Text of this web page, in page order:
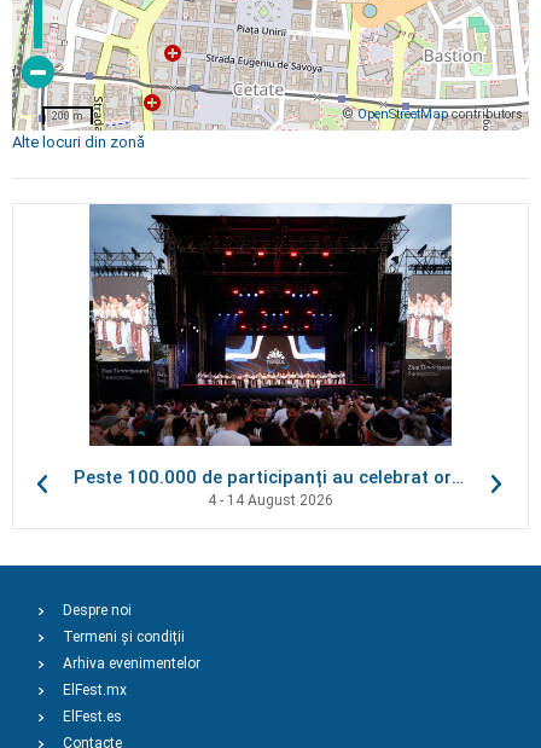
©OpenStreetMapcontributors
200 m
Alte locuri din zonă
Peste 100.000 de participanți au celebrat orașul la Ziua Timișoarei
4 - 14 August 2026
Despre noi
Termeni și condiții
Arhiva evenimentelor
ElFest.mx
ElFest.es
Contacte